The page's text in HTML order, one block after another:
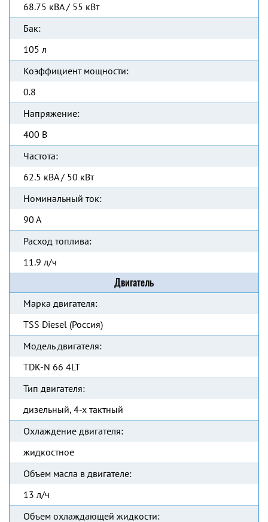
68.75 кВА / 55 кВт
Бак:
105 л
Коэффициент мощности:
0.8
Напряжение:
400 В
Частота:
62.5 кВА / 50 кВт
Номинальный ток:
90 А
Расход топлива:
11.9 л/ч
Двигатель
Марка двигателя:
TSS Diesel (Россия)
Модель двигателя:
TDK-N 66 4LT
Тип двигателя:
дизельный, 4-х тактный
Охлаждение двигателя:
жидкостное
Объем масла в двигателе:
13 л/ч
Объем охлаждающей жидкости: